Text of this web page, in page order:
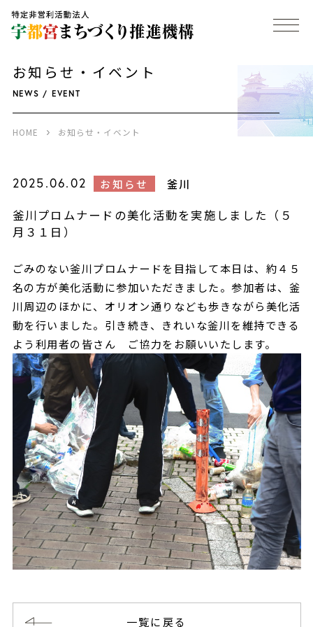
お知らせ・イベント
NEWS / EVENT
HOME お知らせ・イベント
2025.06.02 お知らせ 釜川
釜川プロムナードの美化活動を実施しました（５
月３１日）
ごみのない釜川プロムナードを目指して本日は、約４５
名の方が美化活動に参加いただきました。参加者は、釜
川周辺のほかに、オリオン通りなども歩きながら美化活
動を行いました。引き続き、きれいな釜川を維持できる
よう利用者の皆さん ご協力をお願いいたします。
一覧に戻る